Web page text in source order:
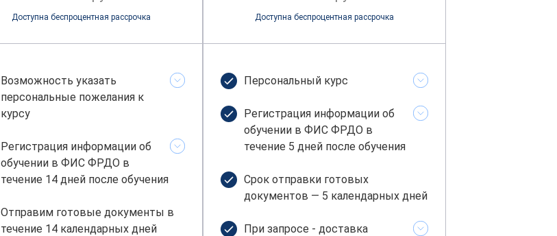
Доступна беспроцентная рассрочка
Возможность указать
персональные пожелания к
курсу
Регистрация информации об
обучении в ФИС ФРДО в
течение 14 дней после обучения
Отправим готовые документы в
течение 14 календарных дней
Доступна беспроцентная рассрочка
Персональный курс
Регистрация информации об
обучении в ФИС ФРДО в
течение 5 дней после обучения
Срок отправки готовых
документов — 5 календарных дней
При запросе - доставка